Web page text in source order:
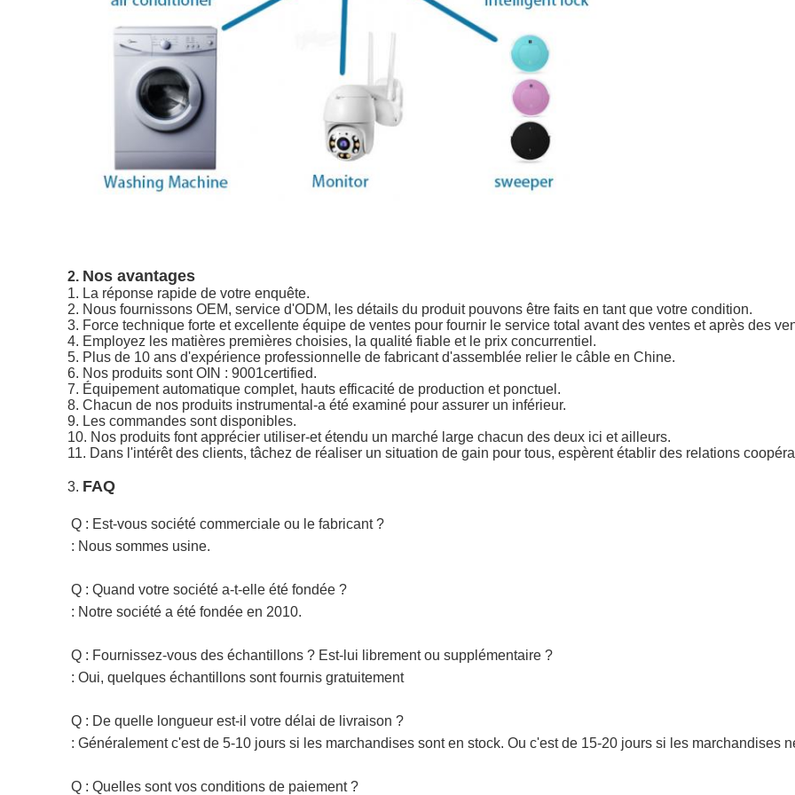
2. Nos avantages
1. La réponse rapide de votre enquête.
2. Nous fournissons OEM, service d'ODM, les détails du produit pouvons être faits en tant que votre condition.
3. Force technique forte et excellente équipe de ventes pour fournir le service total avant des ventes et après des
4. Employez les matières premières choisies, la qualité fiable et le prix concurrentiel.
5. Plus de 10 ans d'expérience professionnelle de fabricant d'assemblée relier le câble en Chine.
6. Nos produits sont OIN : 9001certified.
7. Équipement automatique complet, hauts efficacité de production et ponctuel.
8. Chacun de nos produits instrumental-a été examiné pour assurer un inférieur.
9. Les commandes sont disponibles.
10. Nos produits font apprécier utiliser-et étendu un marché large chacun des deux ici et ailleurs.
11. Dans l'intérêt des clients, tâchez de réaliser un situation de gain pour tous, espèrent établir des relations
3. FAQ
Q : Est-vous société commerciale ou le fabricant ?
: Nous sommes usine.
Q : Quand votre société a-t-elle été fondée ?
: Notre société a été fondée en 2010.
Q : Fournissez-vous des échantillons ? Est-lui librement ou supplémentaire ?
: Oui, quelques échantillons sont fournis gratuitement
Q : De quelle longueur est-il votre délai de livraison ?
: Généralement c'est de 5-10 jours si les marchandises sont en stock. Ou c'est de 15-20 jours si les marchandises
Q : Quelles sont vos conditions de paiement ?